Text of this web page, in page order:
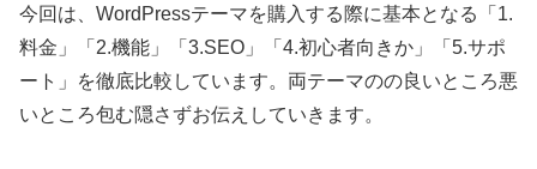
今回は、WordPressテーマを購入する際に基本となる「1.
料金」「2.機能」「3.SEO」「4.初心者向きか」「5.サポ
ート」を徹底比較しています。両テーマのの良いところ悪
いところ包む隠さずお伝えしていきます。